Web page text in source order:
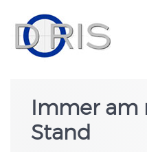
Immer am
Stand